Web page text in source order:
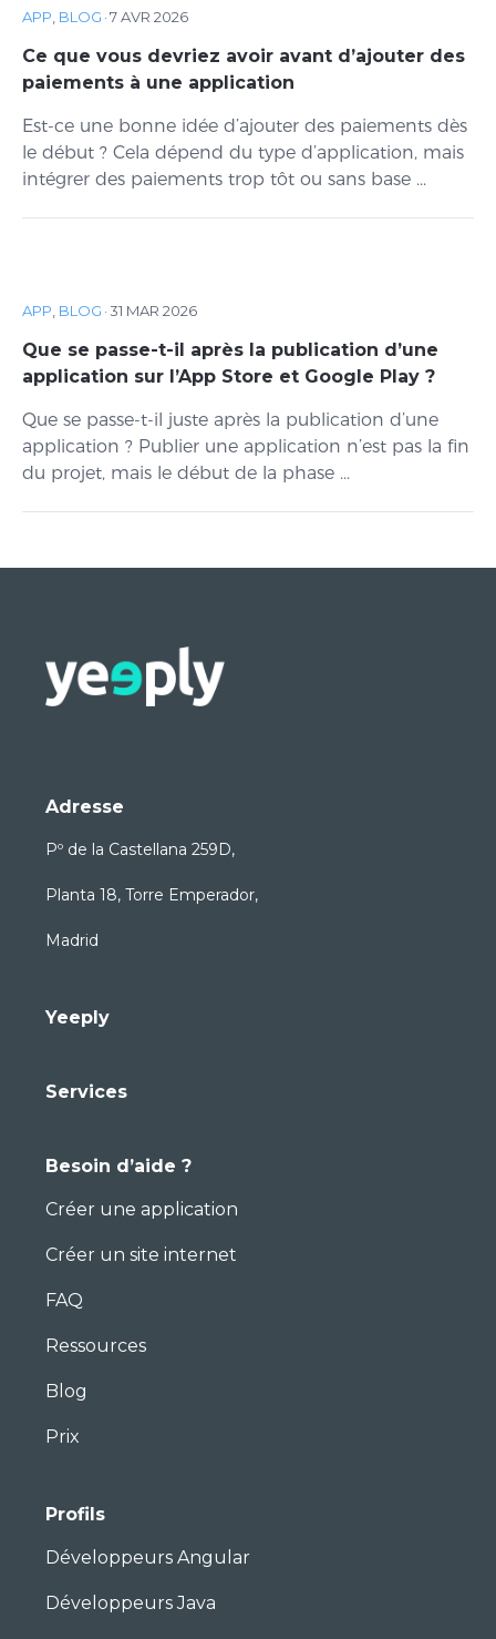
APP BLOG ·7 AVR 2026
Ce que vous devriez avoir avant d’ajouter des
paiements à une application
Est-ce une bonne idée d’ajouter des paiements dès
le début ? Cela dépend du type d’application, mais
intégrer des paiements trop tôt ou sans base ...
APP BLOG ·31 MAR 2026
Que se passe-t-il après la publication d’une
application sur l’App Store et Google Play ?
Que se passe-t-il juste après la publication d’une
application ? Publier une application n’est pas la fin
du projet, mais le début de la phase ...
Adresse
Pº de la Castellana 259D,
Planta 18, Torre Emperador,
Madrid
Yeeply
Services
Besoin d’aide ?
Créer une application
Créer un site internet
FAQ
Ressources
Blog
Prix
Profils
Développeurs Angular
Développeurs Java